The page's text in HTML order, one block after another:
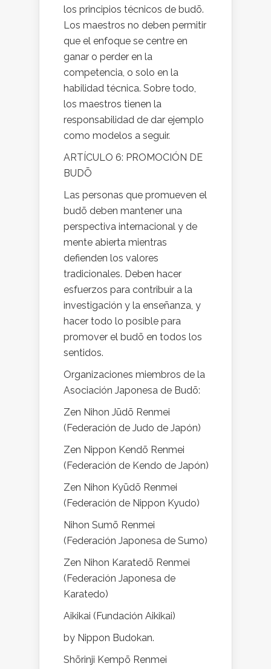
los principios técnicos de budō.
Los maestros no deben permitir
que el enfoque se centre en
ganar o perder en la
competencia, o solo en la
habilidad técnica. Sobre todo,
los maestros tienen la
responsabilidad de dar ejemplo
como modelos a seguir.
ARTÍCULO 6: PROMOCIÓN DE
BUDŌ
Las personas que promueven el
budō deben mantener una
perspectiva internacional y de
mente abierta mientras
defienden los valores
tradicionales. Deben hacer
esfuerzos para contribuir a la
investigación y la enseñanza, y
hacer todo lo posible para
promover el budō en todos los
sentidos.
Organizaciones miembros de la
Asociación Japonesa de Budō:
Zen Nihon Jūdō Renmei
(Federación de Judo de Japón)
Zen Nippon Kendō Renmei
(Federación de Kendo de Japón)
Zen Nihon Kyūdō Renmei
(Federación de Nippon Kyudo)
Nihon Sumō Renmei
(Federación Japonesa de Sumo)
Zen Nihon Karatedō Renmei
(Federación Japonesa de
Karatedo)
Aikikai (Fundación Aikikai)
by Nippon Budokan.
Shōrinji Kempō Renmei